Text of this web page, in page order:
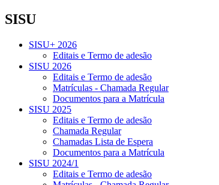
SISU
SISU+ 2026
Editais e Termo de adesão
SISU 2026
Editais e Termo de adesão
Matrículas - Chamada Regular
Documentos para a Matrícula
SISU 2025
Editais e Termo de adesão
Chamada Regular
Chamadas Lista de Espera
Documentos para a Matrícula
SISU 2024/1
Editais e Termo de adesão